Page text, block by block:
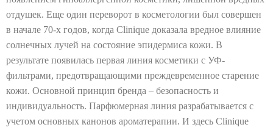
и
A
r
o
отдушек. Еще один переворот в косметологии был совершен
в начале 70-х годов, когда Clinique доказала вредное влияние
солнечных лучей на состояние эпидермиса кожи. В
результате появилась первая линия косметики с УФ-
фильтрами, предотвращающими преждевременное старение
кожи. Основной принцип бренда – безопасность и
индивидуальность. Парфюмерная линия разрабатывается с
учетом основных канонов ароматерапии. И здесь Clinique